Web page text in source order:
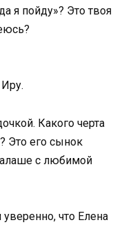
я пойду»? Это твоя
Какого черта
Это его сынок
с любимой
уверенно, что Елена